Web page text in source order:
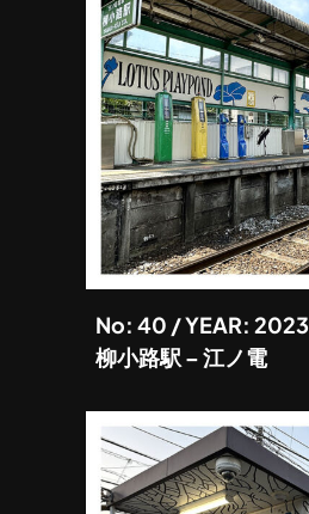
No: 40 / YEAR: 2023
柳小路駅 – 江ノ電